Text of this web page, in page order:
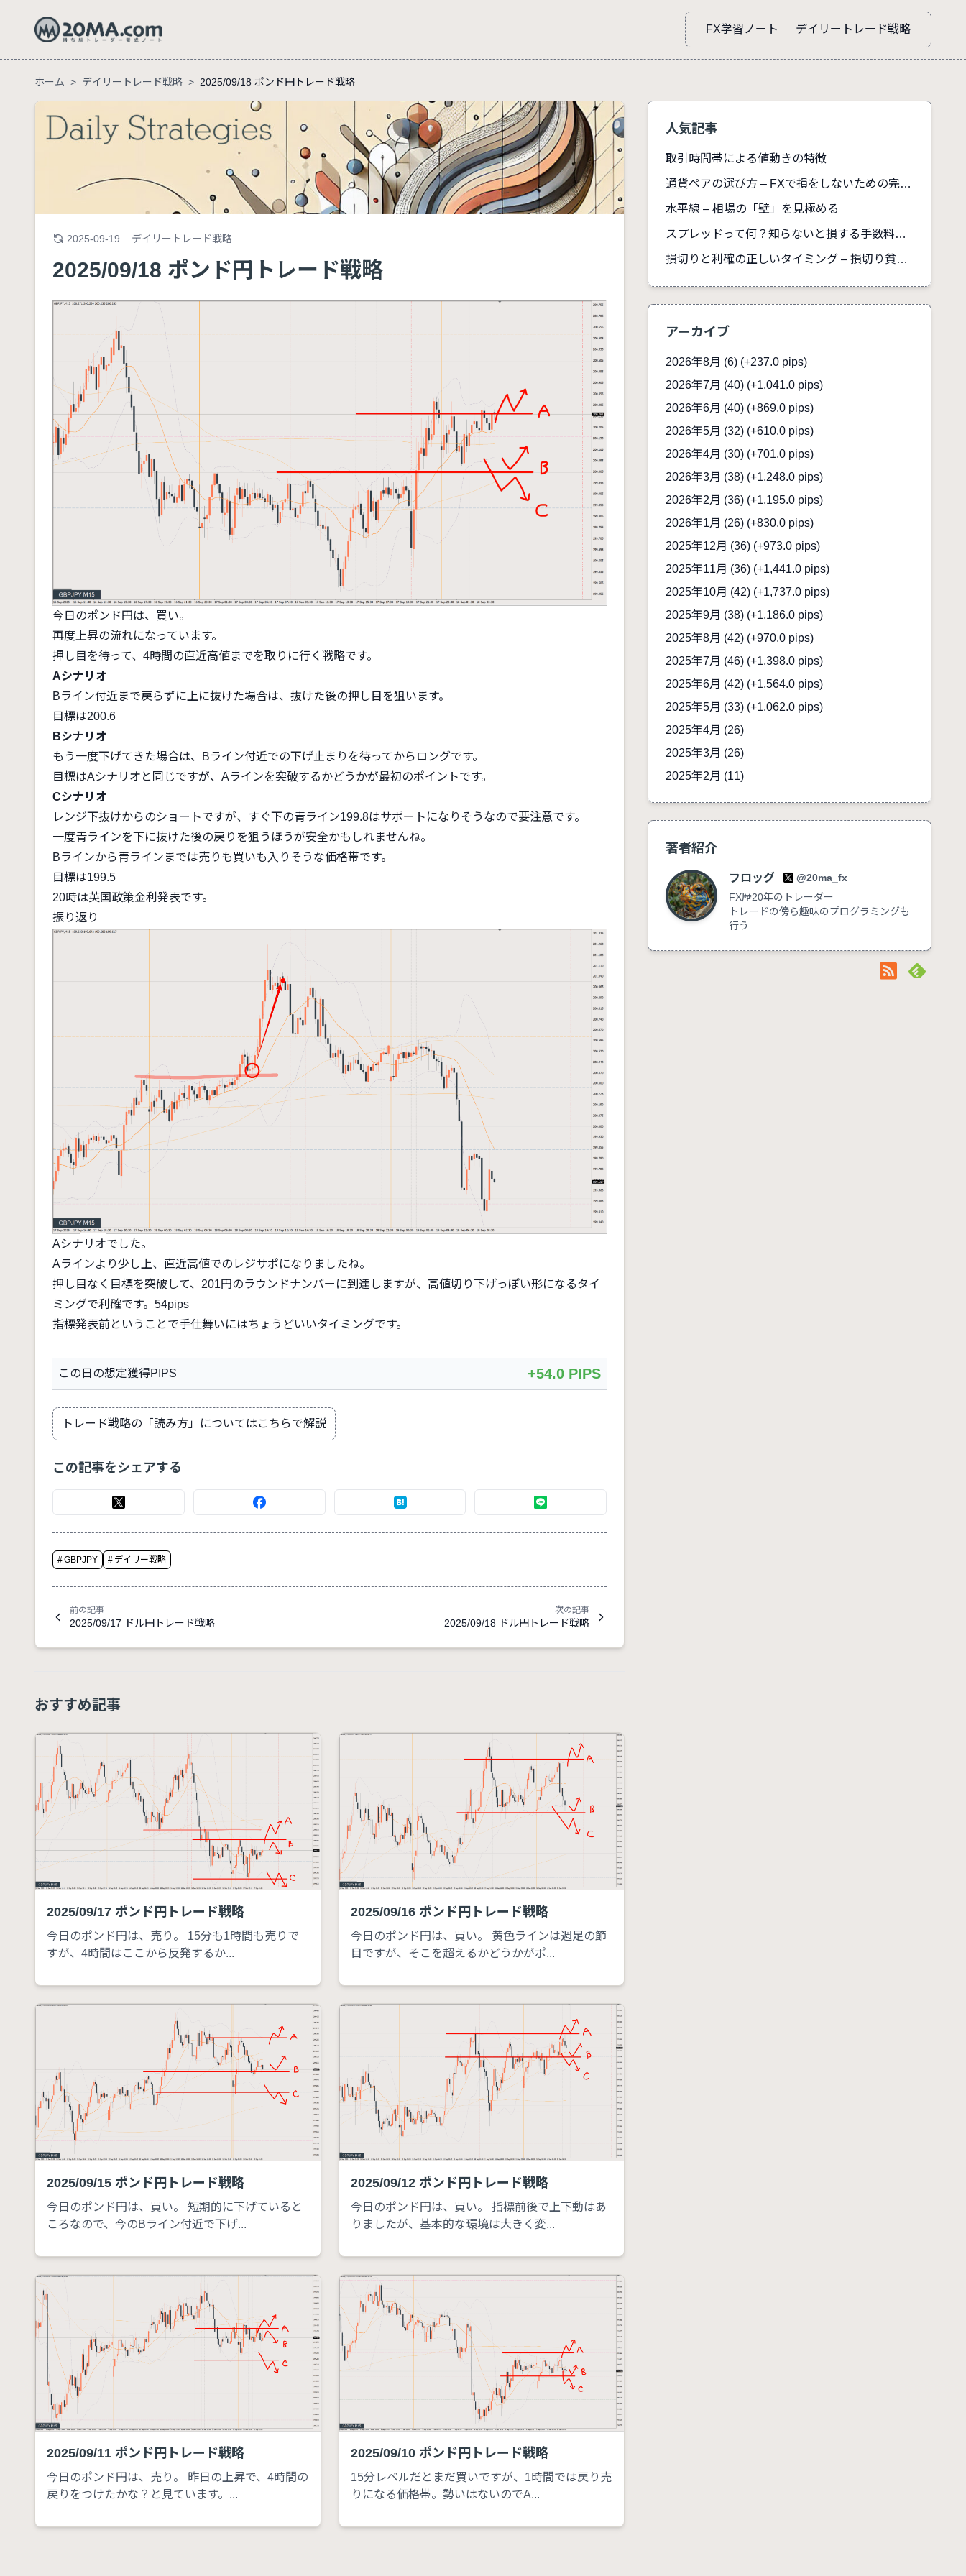
FX学習ノート デイリートレード戦略
ホーム > デイリートレード戦略 > 2025/09/18 ポンド円トレード戦略
2025-09-19 デイリートレード戦略
2025/09/18 ポンド円トレード戦略
今日のポンド円は、買い。
再度上昇の流れになっています。
押し目を待って、4時間の直近高値までを取りに行く戦略です。
Aシナリオ
Bライン付近まで戻らずに上に抜けた場合は、抜けた後の押し目を狙います。
目標は200.6
Bシナリオ
もう一度下げてきた場合は、Bライン付近での下げ止まりを待ってからロングです。
目標はAシナリオと同じですが、Aラインを突破するかどうかが最初のポイントです。
Cシナリオ
レンジ下抜けからのショートですが、すぐ下の青ライン199.8はサポートになりそうなので要注意です。
一度青ラインを下に抜けた後の戻りを狙うほうが安全かもしれませんね。
Bラインから青ラインまでは売りも買いも入りそうな価格帯です。
目標は199.5
20時は英国政策金利発表です。
振り返り
Aシナリオでした。
Aラインより少し上、直近高値でのレジサポになりましたね。
押し目なく目標を突破して、201円のラウンドナンバーに到達しますが、高値切り下げっぽい形になるタイ
ミングで利確です。54pips
指標発表前ということで手仕舞いにはちょうどいいタイミングです。
この日の想定獲得PIPS +54.0 PIPS
トレード戦略の「読み方」についてはこちらで解説
この記事をシェアする
#GBPJPY # デイリー戦略
前の記事
2025/09/17 ドル円トレード戦略
次の記事
2025/09/18 ドル円トレード戦略
おすすめ記事
2025/09/17 ポンド円トレード戦略
今日のポンド円は、売り。 15分も1時間も売りで
すが、4時間はここから反発するか...
2025/09/16 ポンド円トレード戦略
今日のポンド円は、買い。 黄色ラインは週足の節
目ですが、そこを超えるかどうかがポ...
2025/09/15 ポンド円トレード戦略
今日のポンド円は、買い。 短期的に下げていると
ころなので、今のBライン付近で下げ...
2025/09/12 ポンド円トレード戦略
今日のポンド円は、買い。 指標前後で上下動はあ
りましたが、基本的な環境は大きく変...
2025/09/11 ポンド円トレード戦略
今日のポンド円は、売り。 昨日の上昇で、4時間の
戻りをつけたかな？と見ています。...
2025/09/10 ポンド円トレード戦略
15分レベルだとまだ買いですが、1時間では戻り売
りになる価格帯。勢いはないのでA...
人気記事
取引時間帯による値動きの特徴
通貨ペアの選び方 – FXで損をしないための完全ガイド
水平線 – 相場の「壁」を見極める
スプレッドって何？知らないと損する手数料の真実
損切りと利確の正しいタイミング – 損切り貧乏を防ぐ
アーカイブ
2026年8月 (6) (+237.0 pips)
2026年7月 (40) (+1,041.0 pips)
2026年6月 (40) (+869.0 pips)
2026年5月 (32) (+610.0 pips)
2026年4月 (30) (+701.0 pips)
2026年3月 (38) (+1,248.0 pips)
2026年2月 (36) (+1,195.0 pips)
2026年1月 (26) (+830.0 pips)
2025年12月 (36) (+973.0 pips)
2025年11月 (36) (+1,441.0 pips)
2025年10月 (42) (+1,737.0 pips)
2025年9月 (38) (+1,186.0 pips)
2025年8月 (42) (+970.0 pips)
2025年7月 (46) (+1,398.0 pips)
2025年6月 (42) (+1,564.0 pips)
2025年5月 (33) (+1,062.0 pips)
2025年4月 (26)
2025年3月 (26)
2025年2月 (11)
著者紹介
フロッグ
@20ma_fx
FX歴20年のトレーダー
トレードの傍ら趣味のプログラミングも
行う